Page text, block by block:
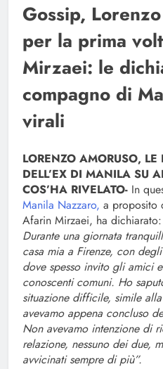
Gossip,
per la prima
Mirzaei: le
compagno di
virali
LORENZO AMORUSO,
DELL’EX DI MANILA SU
COS’HA RIVELATO- In
Manila Nazzaro, a proposito
Afarin Mirzaei, ha dichiarato:
Durante una giornata
casa mia a Firenze, con
dove spesso invito gli amici
conoscenti comuni. Ho
situazione difficile, simile
avevamo appena concluso
Non avevamo intenzione di
relazione, nessuno dei due,
avvicinati sempre di più”.